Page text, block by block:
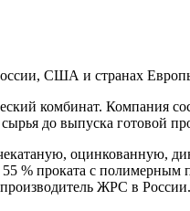
США и странах
комбинат.
до выпуска готовой
оцинкованную,
55 % проката с
ЖРС в